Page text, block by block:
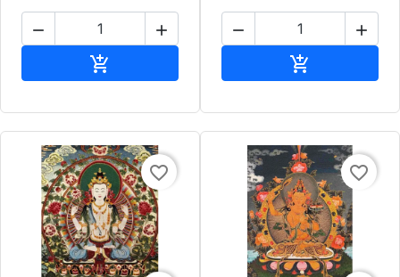
 

 

favorite_border favorite_border